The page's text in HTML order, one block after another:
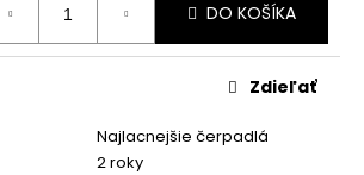
DO KOŠÍKA
Najlacnejšie čerpadlá
2 roky
Zdieľať